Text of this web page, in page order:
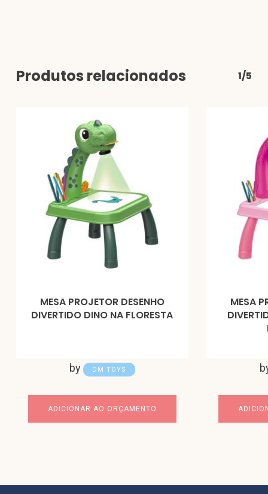
Produtos relacionados 1/5
MESA PROJETOR DESENHO
DIVERTIDO DINO NA FLORESTA
by DM TOYS
ADICIONAR AO ORÇAMENTO
MESA